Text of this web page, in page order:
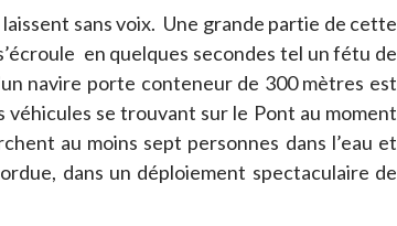
sans voix. Une grande partie de cette
en quelques secondes tel un fétu de
navire porte conteneur de 300 mètres est
se trouvant sur le Pont au moment
au moins sept personnes dans l’eau et
dans un déploiement spectaculaire de